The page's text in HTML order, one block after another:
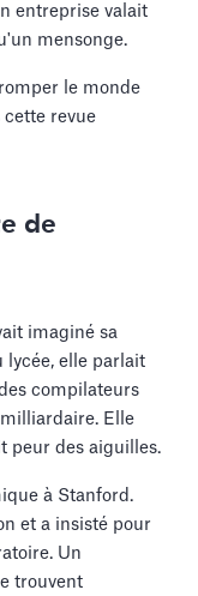
entreprise valait
mensonge.
le monde
cette revue
de
imaginé sa
lycée, elle parlait
compilateurs
Elle
peur des aiguilles.
à Stanford.
et a insisté pour
Un
trouvent